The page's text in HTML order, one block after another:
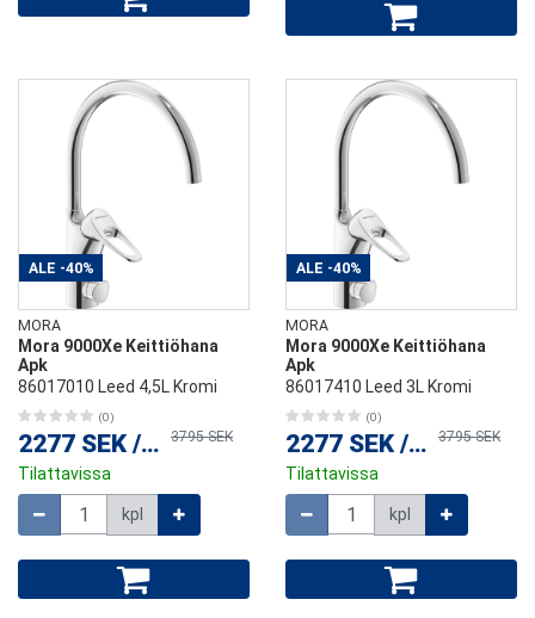
ALE -40%
MORA
Mora 9000Xe Keittiöhana
Apk
86017010 Leed 4,5L Kromi
(0)
2277 SEK / kpl3795 SEK
Tilattavissa
kpl
ALE -40%
MORA
Mora 9000Xe Keittiöhana
Apk
86017410 Leed 3L Kromi
(0)
2277 SEK / kpl3795 SEK
Tilattavissa
kpl